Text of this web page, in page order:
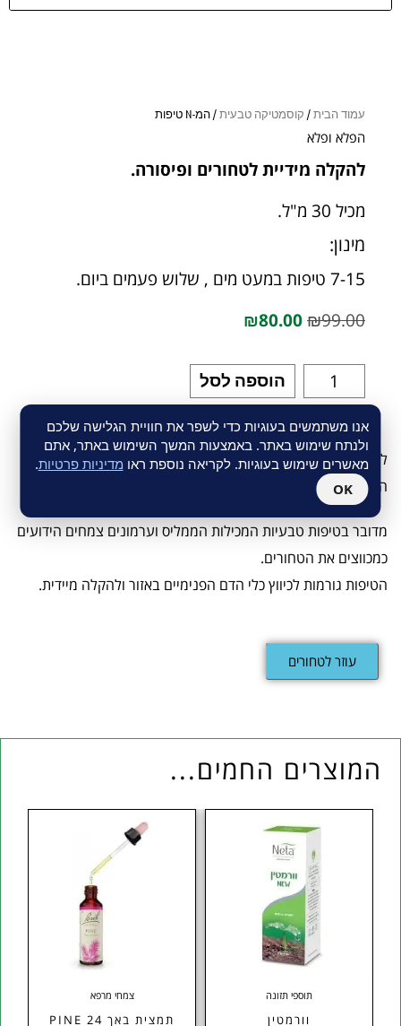
עמוד הבית/ קוסמטיקה טבעית/ המ-N טיפות
הפלא ופלא
להקלה מידיית לטחורים ופיסורה.
מכיל 30 מ"ל.
מינון:
7-15 טיפות במעט מים , שלוש פעמים ביום.
₪99.00
₪80.00
הוספה לסל
להקלה מידיית לטחורים ופיסורה.
הטיפות נלקחות דרך הפה.
מדובר בטיפות טבעיות המכילות הממליס וערמונים צמחים הידועים
כמכווצים את הטחורים.
הטיפות גורמות לכיווץ כלי הדם הפנימיים באזור ולהקלה מיידית.
עוזר לטחורים
המוצרים החמים...
תוספי תזונה
וורמטין
צמחי מרפא
תמצית באך 24 PINE
אנו משתמשים בעוגיות כדי לשפר את חוויית הגלישה שלכם
ולנתח שימוש באתר. באמצעות המשך השימוש באתר, אתם
מאשרים שימוש בעוגיות. לקריאה נוספת ראו מדיניות פרטיות.
OK